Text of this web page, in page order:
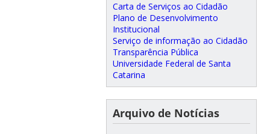
Carta de Serviços ao Cidadão
Plano de Desenvolvimento
Institucional
Serviço de informação ao Cidadão
Transparência Pública
Universidade Federal de Santa
Catarina
Arquivo de Notícias